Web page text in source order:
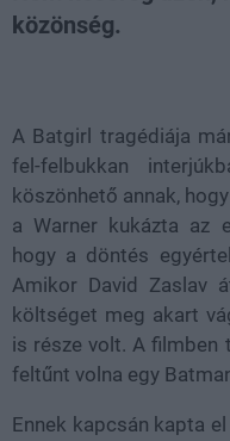
közönség.
A Batgirl tragédiája
fel-felbukkan
köszönhető annak,
a Warner kukázta az
hogy a döntés
Amikor David Zaslav
költséget meg akart
is része volt. A
feltűnt volna egy
Ennek kapcsán kapta